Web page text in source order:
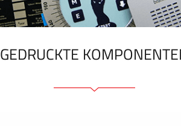
GEDRUCKTE